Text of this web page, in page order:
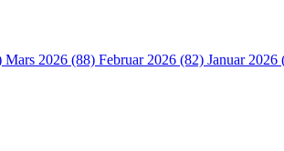
Mars 2026 (88) Februar 2026 (82) Januar 2026